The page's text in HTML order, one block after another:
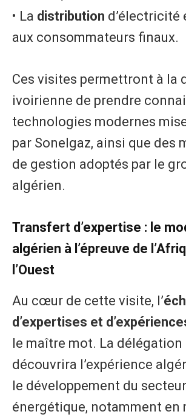
• La distribution d’électricité
aux consommateurs finaux.
Ces visites permettront à la
ivoirienne de prendre
technologies modernes
par Sonelgaz, ainsi que des
de gestion adoptés par le
algérien.
Transfert d’expertise : le
algérien à l’épreuve de
l’Ouest
Au cœur de cette visite, l’
d’expertises et
le maître mot. La
découvrira l’expérience
le développement du secteur
énergétique, notamment en